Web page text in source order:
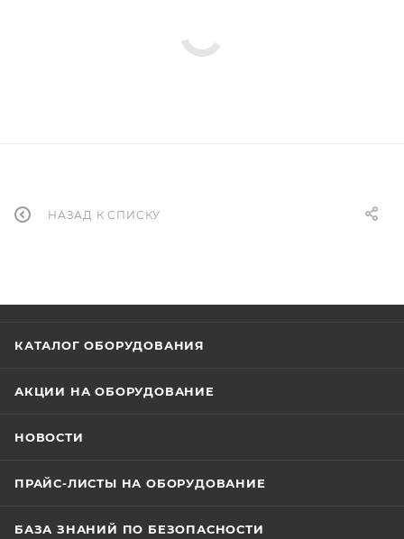
НАЗАД К СПИСКУ
КАТАЛОГ ОБОРУДОВАНИЯ
АКЦИИ НА ОБОРУДОВАНИЕ
НОВОСТИ
ПРАЙС-ЛИСТЫ НА ОБОРУДОВАНИЕ
БАЗА ЗНАНИЙ ПО БЕЗОПАСНОСТИ